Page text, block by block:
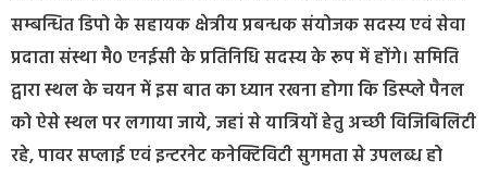
सम्बन्धित डिपो के सहायक क्षेत्रीय प्रबन्धक संयोजक सदस्य एवं सेवा
प्रदाता संस्था मै० एनईसी के प्रतिनिधि सदस्य के रूप में होंगे। समिति
द्वारा स्थल के चयन में इस बात का ध्यान रखना होगा कि डिस्प्ले पैनल
को ऐसे स्थल पर लगाया जाये, जहां से यात्रियों हेतु अच्छी विजिबिलिटी
रहे, पावर सप्लाई एवं इन्टरनेट कनेक्टिविटी सुगमता से उपलब्ध हो